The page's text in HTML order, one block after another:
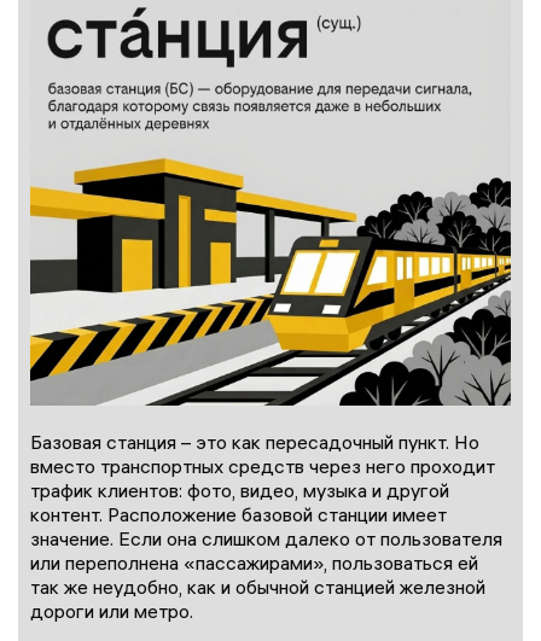
Базовая станция – это как пересадочный пункт. Но
вместо транспортных средств через него проходит
трафик клиентов: фото, видео, музыка и другой
контент. Расположение базовой станции имеет
значение. Если она слишком далеко от пользователя
или переполнена «пассажирами», пользоваться ей
так же неудобно, как и обычной станцией железной
дороги или метро.